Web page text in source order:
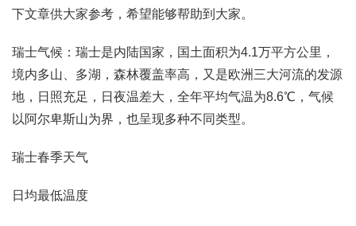
下文章供大家参考，希望能够帮助到大家。
瑞士气候：瑞士是内陆国家，国土面积为4.1万平方公里，
境内多山、多湖，森林覆盖率高，又是欧洲三大河流的发源
地，日照充足，日夜温差大，全年平均气温为8.6℃，气候
以阿尔卑斯山为界，也呈现多种不同类型。
瑞士春季天气
日均最低温度